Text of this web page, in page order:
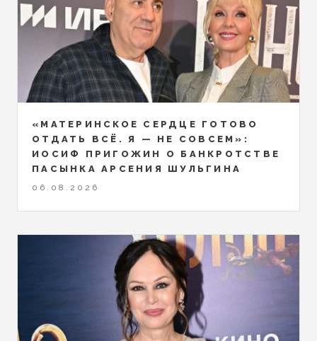
«МАТЕРИНСКОЕ СЕРДЦЕ ГОТОВО
ОТДАТЬ ВСЁ. Я — НЕ СОВСЕМ»:
ИОСИФ ПРИГОЖИН О БАНКРОТСТВЕ
ПАСЫНКА АРСЕНИЯ ШУЛЬГИНА
06.08.2026